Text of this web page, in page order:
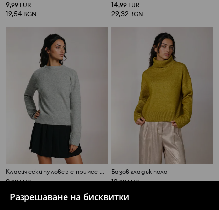
Разрешаване на бисквитки
9,99 EUR
19,54 BGN
14,99 EUR
29,32 BGN
Класически пуловер с примес на вълна
9,99 EUR
Базов гладък поло
12,99 EUR